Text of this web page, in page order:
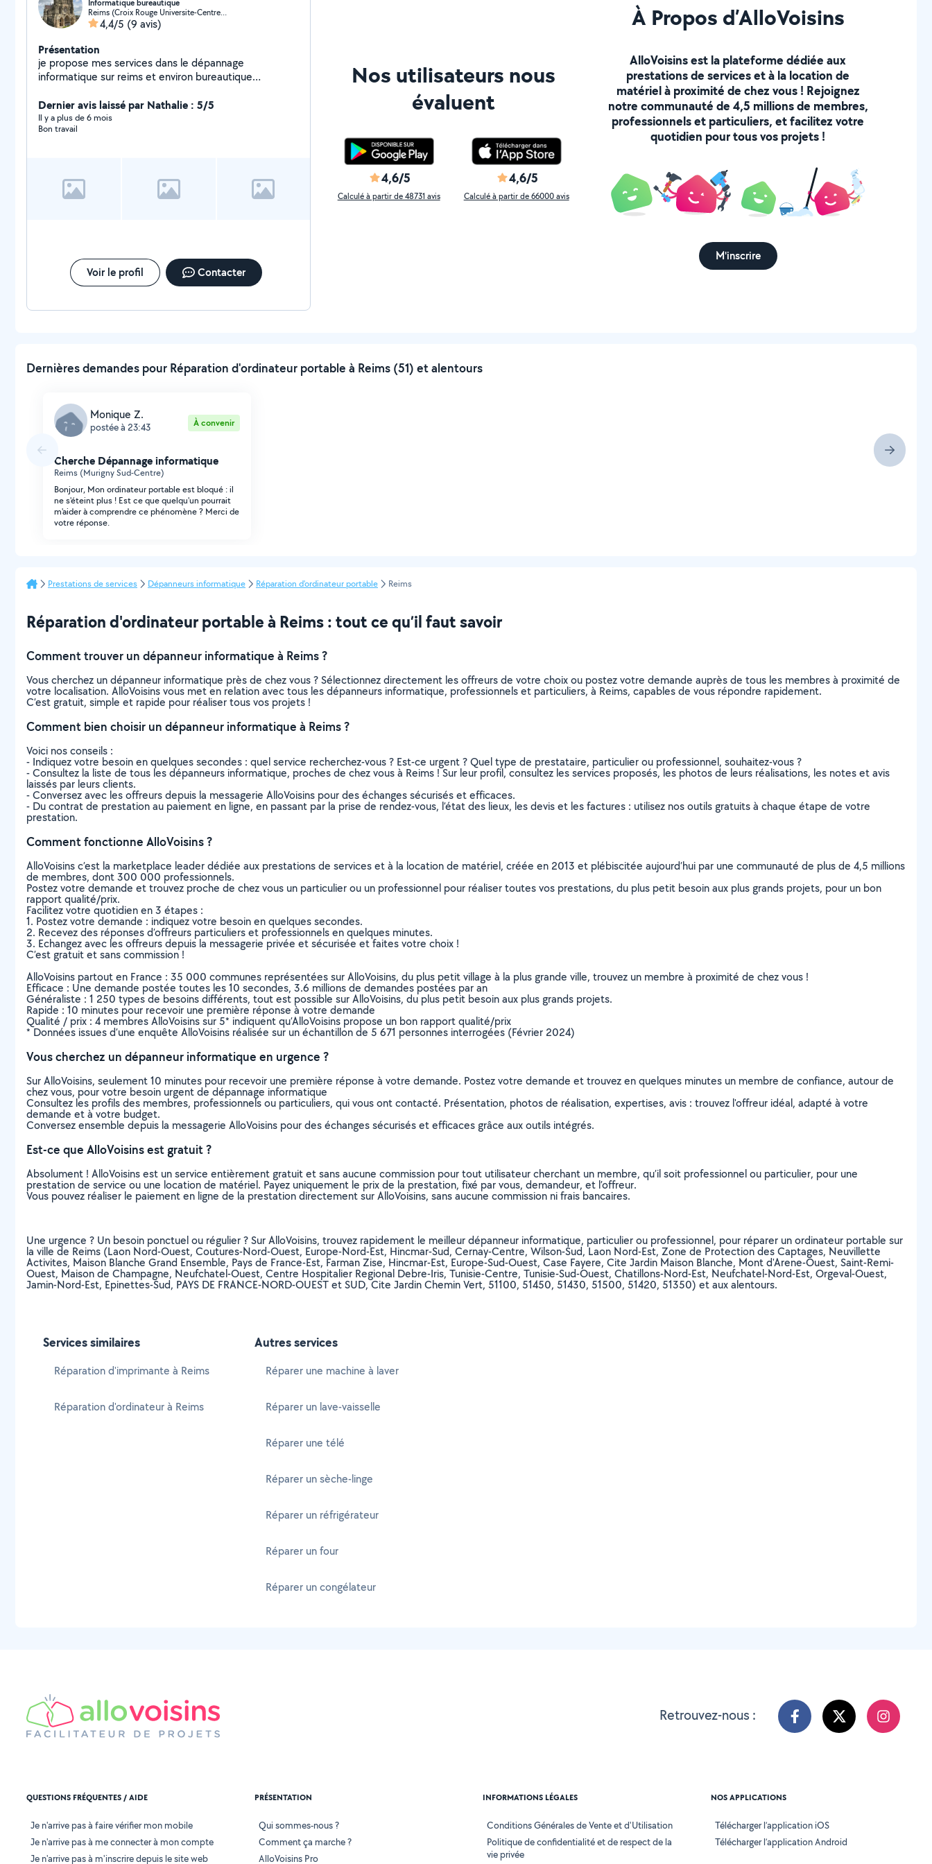
Informatique bureautique
Reims (Croix Rouge Universite-Centre Est)
4,4/5 (9 avis)
Présentation
je propose mes services dans le dépannage
informatique sur reims et environ bureautique
Dernier avis laissé par Nathalie : 5/5
Il y a plus de 6 mois
Bon travail
Voir le profil Contacter
Nos utilisateurs nous
évaluent
4,6/5
Calculé à partir de 48731 avis
4,6/5
Calculé à partir de 66000 avis
À Propos d’AlloVoisins
AlloVoisins est la plateforme dédiée aux
prestations de services et à la location de
matériel à proximité de chez vous ! Rejoignez
notre communauté de 4,5 millions de membres,
professionnels et particuliers, et facilitez votre
quotidien pour tous vos projets !
M'inscrire
Dernières demandes pour Réparation d'ordinateur portable à Reims (51) et alentours
Monique Z.
postée à 23:43 À convenir
Cherche Dépannage informatique
Reims (Murigny Sud-Centre)
Bonjour, Mon ordinateur portable est bloqué : il
ne s'éteint plus ! Est ce que quelqu'un pourrait
m'aider à comprendre ce phénomène ? Merci de
votre réponse.
Prestations de services Dépanneurs informatique Réparation d'ordinateur portable Reims
Réparation d'ordinateur portable à Reims : tout ce qu’il faut savoir
Comment trouver un dépanneur informatique à Reims ?
Vous cherchez un dépanneur informatique près de chez vous ? Sélectionnez directement les offreurs de votre choix ou postez votre demande auprès de tous les membres à proximité de
votre localisation. AlloVoisins vous met en relation avec tous les dépanneurs informatique, professionnels et particuliers, à Reims, capables de vous répondre rapidement.
C’est gratuit, simple et rapide pour réaliser tous vos projets !
Comment bien choisir un dépanneur informatique à Reims ?
Voici nos conseils :
- Indiquez votre besoin en quelques secondes : quel service recherchez-vous ? Est-ce urgent ? Quel type de prestataire, particulier ou professionnel, souhaitez-vous ?
- Consultez la liste de tous les dépanneurs informatique, proches de chez vous à Reims ! Sur leur profil, consultez les services proposés, les photos de leurs réalisations, les notes et avis
laissés par leurs clients.
- Conversez avec les offreurs depuis la messagerie AlloVoisins pour des échanges sécurisés et efficaces.
- Du contrat de prestation au paiement en ligne, en passant par la prise de rendez-vous, l’état des lieux, les devis et les factures : utilisez nos outils gratuits à chaque étape de votre
prestation.
Comment fonctionne AlloVoisins ?
AlloVoisins c’est la marketplace leader dédiée aux prestations de services et à la location de matériel, créée en 2013 et plébiscitée aujourd’hui par une communauté de plus de 4,5 millions
de membres, dont 300 000 professionnels.
Postez votre demande et trouvez proche de chez vous un particulier ou un professionnel pour réaliser toutes vos prestations, du plus petit besoin aux plus grands projets, pour un bon
rapport qualité/prix.
Facilitez votre quotidien en 3 étapes :
1. Postez votre demande : indiquez votre besoin en quelques secondes.
2. Recevez des réponses d’offreurs particuliers et professionnels en quelques minutes.
3. Echangez avec les offreurs depuis la messagerie privée et sécurisée et faites votre choix !
C’est gratuit et sans commission !
AlloVoisins partout en France : 35 000 communes représentées sur AlloVoisins, du plus petit village à la plus grande ville, trouvez un membre à proximité de chez vous !
Efficace : Une demande postée toutes les 10 secondes, 3.6 millions de demandes postées par an
Généraliste : 1 250 types de besoins différents, tout est possible sur AlloVoisins, du plus petit besoin aux plus grands projets.
Rapide : 10 minutes pour recevoir une première réponse à votre demande
Qualité / prix : 4 membres AlloVoisins sur 5* indiquent qu’AlloVoisins propose un bon rapport qualité/prix
* Données issues d’une enquête AlloVoisins réalisée sur un échantillon de 5 671 personnes interrogées (Février 2024)
Vous cherchez un dépanneur informatique en urgence ?
Sur AlloVoisins, seulement 10 minutes pour recevoir une première réponse à votre demande. Postez votre demande et trouvez en quelques minutes un membre de confiance, autour de
chez vous, pour votre besoin urgent de dépannage informatique
Consultez les profils des membres, professionnels ou particuliers, qui vous ont contacté. Présentation, photos de réalisation, expertises, avis : trouvez l'offreur idéal, adapté à votre
demande et à votre budget.
Conversez ensemble depuis la messagerie AlloVoisins pour des échanges sécurisés et efficaces grâce aux outils intégrés.
Est-ce que AlloVoisins est gratuit ?
Absolument ! AlloVoisins est un service entièrement gratuit et sans aucune commission pour tout utilisateur cherchant un membre, qu’il soit professionnel ou particulier, pour une
prestation de service ou une location de matériel. Payez uniquement le prix de la prestation, fixé par vous, demandeur, et l’offreur.
Vous pouvez réaliser le paiement en ligne de la prestation directement sur AlloVoisins, sans aucune commission ni frais bancaires.
Une urgence ? Un besoin ponctuel ou régulier ? Sur AlloVoisins, trouvez rapidement le meilleur dépanneur informatique, particulier ou professionnel, pour réparer un ordinateur portable sur
la ville de Reims (Laon Nord-Ouest, Coutures-Nord-Ouest, Europe-Nord-Est, Hincmar-Sud, Cernay-Centre, Wilson-Sud, Laon Nord-Est, Zone de Protection des Captages, Neuvillette
Activites, Maison Blanche Grand Ensemble, Pays de France-Est, Farman Zise, Hincmar-Est, Europe-Sud-Ouest, Case Fayere, Cite Jardin Maison Blanche, Mont d'Arene-Ouest, Saint-Remi-
Ouest, Maison de Champagne, Neufchatel-Ouest, Centre Hospitalier Regional Debre-Iris, Tunisie-Centre, Tunisie-Sud-Ouest, Chatillons-Nord-Est, Neufchatel-Nord-Est, Orgeval-Ouest,
Jamin-Nord-Est, Epinettes-Sud, PAYS DE FRANCE-NORD-OUEST et SUD, Cite Jardin Chemin Vert, 51100, 51450, 51430, 51500, 51420, 51350) et aux alentours.
Services similaires
Réparation d'imprimante à Reims
Réparation d'ordinateur à Reims
Autres services
Réparer une machine à laver
Réparer un lave-vaisselle
Réparer une télé
Réparer un sèche-linge
Réparer un réfrigérateur
Réparer un four
Réparer un congélateur
Retrouvez-nous :
QUESTIONS FRÉQUENTES / AIDE
Je n'arrive pas à faire vérifier mon mobile
Je n'arrive pas à me connecter à mon compte
Je n'arrive pas à m'inscrire depuis le site web
PRÉSENTATION
Qui sommes-nous ?
Comment ça marche ?
AlloVoisins Pro
INFORMATIONS LÉGALES
Conditions Générales de Vente et d'Utilisation
Politique de confidentialité et de respect de la
vie privée
NOS APPLICATIONS
Télécharger l’application iOS
Télécharger l’application Android